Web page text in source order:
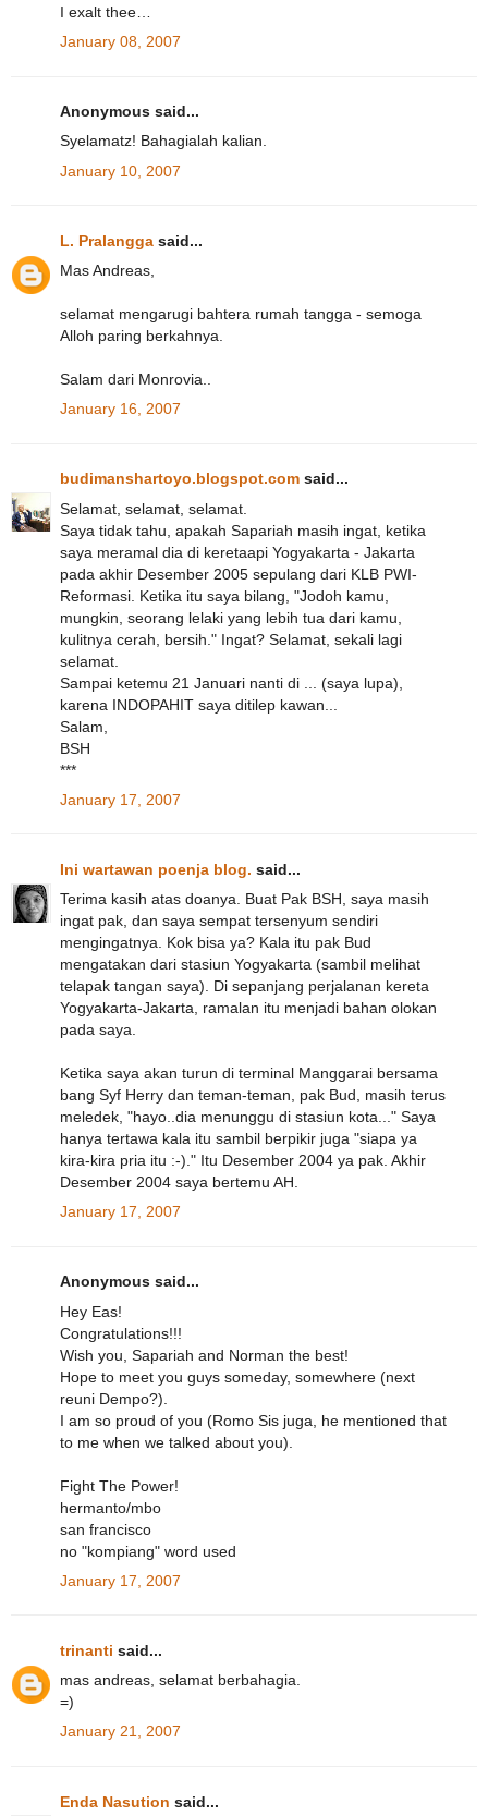
I exalt thee…
January 08, 2007
Anonymous said...
Syelamatz! Bahagialah kalian.
January 10, 2007
L. Pralangga said...
Mas Andreas,
selamat mengarugi bahtera rumah tangga - semoga
Alloh paring berkahnya.
Salam dari Monrovia..
January 16, 2007
budimanshartoyo.blogspot.com said...
Selamat, selamat, selamat.
Saya tidak tahu, apakah Sapariah masih ingat, ketika
saya meramal dia di keretaapi Yogyakarta - Jakarta
pada akhir Desember 2005 sepulang dari KLB PWI-
Reformasi. Ketika itu saya bilang, "Jodoh kamu,
mungkin, seorang lelaki yang lebih tua dari kamu,
kulitnya cerah, bersih." Ingat? Selamat, sekali lagi
selamat.
Sampai ketemu 21 Januari nanti di ... (saya lupa),
karena INDOPAHIT saya ditilep kawan...
Salam,
BSH
***
January 17, 2007
Ini wartawan poenja blog. said...
Terima kasih atas doanya. Buat Pak BSH, saya masih
ingat pak, dan saya sempat tersenyum sendiri
mengingatnya. Kok bisa ya? Kala itu pak Bud
mengatakan dari stasiun Yogyakarta (sambil melihat
telapak tangan saya). Di sepanjang perjalanan kereta
Yogyakarta-Jakarta, ramalan itu menjadi bahan olokan
pada saya.
Ketika saya akan turun di terminal Manggarai bersama
bang Syf Herry dan teman-teman, pak Bud, masih terus
meledek, "hayo..dia menunggu di stasiun kota..." Saya
hanya tertawa kala itu sambil berpikir juga "siapa ya
kira-kira pria itu :-)." Itu Desember 2004 ya pak. Akhir
Desember 2004 saya bertemu AH.
January 17, 2007
Anonymous said...
Hey Eas!
Congratulations!!!
Wish you, Sapariah and Norman the best!
Hope to meet you guys someday, somewhere (next
reuni Dempo?).
I am so proud of you (Romo Sis juga, he mentioned that
to me when we talked about you).
Fight The Power!
hermanto/mbo
san francisco
no "kompiang" word used
January 17, 2007
trinanti said...
mas andreas, selamat berbahagia.
=)
January 21, 2007
Enda Nasution said...